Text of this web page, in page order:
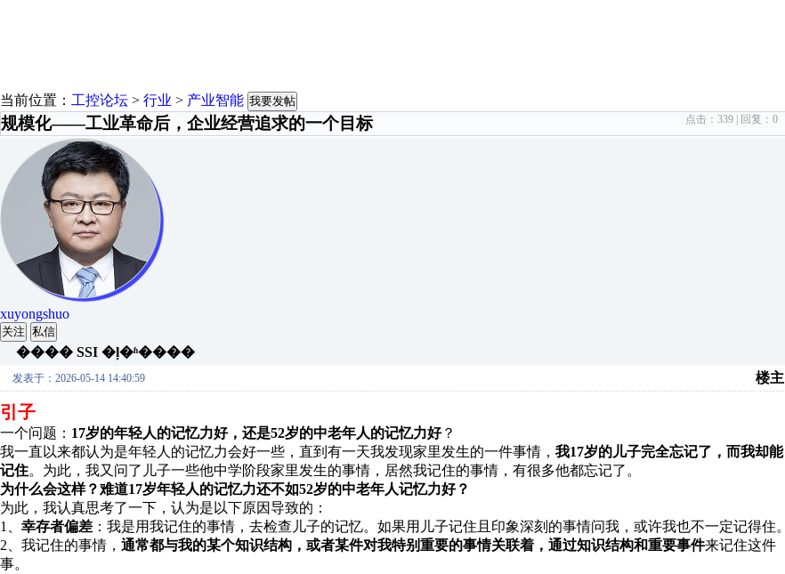
当前位置： 工控论坛 > 行业 > 产业智能 我要发帖
规模化——工业革命后，企业经营追求的一个目标 点击： 339 | 回复： 0
xuyongshuo
关注 私信
���� SSI �ļ�ʱ����
发表于：2026-05-14 14:40:59 楼主
引子
一个问题： 17岁的年轻人的记忆力好，还是52岁的中老年人的记忆力好？
我一直以来都认为是年轻人的记忆力会好一些，直到有一天我发现家里发生的一件事情， 我17岁的儿子完全忘记了，而我却能
记住。为此，我又问了儿子一些他中学阶段家里发生的事情，居然我记住的事情，有很多他都忘记了。
为什么会这样？难道17岁年轻人的记忆力还不如52岁的中老年人记忆力好？
为此，我认真思考了一下，认为是以下原因导致的：
1、 幸存者偏差 ：我是用我记住的事情，去检查儿子的记忆。如果用儿子记住且印象深刻的事情问我，或许我也不一定记得住。
2、我记住的事情， 通常都与我的某个知识结构，或者某件对我特别重要的事情关联着，通过知识结构和重要事件来记住这件
事。